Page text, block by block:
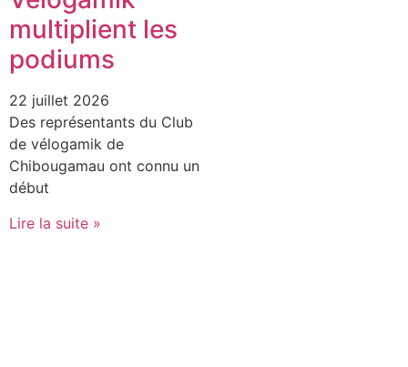
multiplient les
podiums
22 juillet 2026
Des représentants du Club
de vélogamik de
Chibougamau ont connu un
début
Lire la suite »